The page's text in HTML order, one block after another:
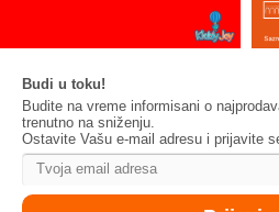
Budi u toku!
Budite na vreme informisani o
trenutno na sniženju.
Ostavite Vašu e-mail adresu i prijavite